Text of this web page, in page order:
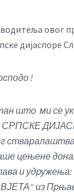
овог
дијаспоре
!
што ми се
цењене
и удружења:
из